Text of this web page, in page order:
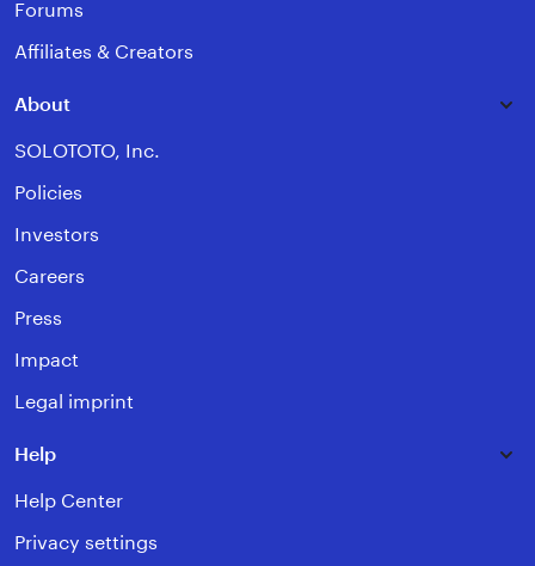
Forums
Affiliates & Creators
About
SOLOTOTO, Inc.
Policies
Investors
Careers
Press
Impact
Legal imprint
Help
Help Center
Privacy settings